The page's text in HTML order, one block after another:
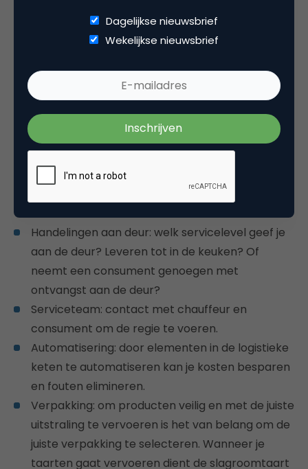
dus ook meer colli: consumenten concepten
worden steeds vaker gebruikt door 2B-partijen.
Dit heeft een groot effect op de massa (aantal
colli) die worden vervoerd.
Informatievoorziening: de informatievoorziening
is een van de belangrijkste elementen in
foodlogistiek. Het gaat hierbij om wat, wanneer
Handelingen aan deur: welk servicelevel geef je
aan de deur? Leveren tot in de keuken? Of
neemt een consument genoegen met
ontvangst aan de deur?
Serviceteam: contact met chauffeur en
consument om de regie te voeren.
Automatisering: door elementen in de logistieke
keten te automatiseren kan je kosten besparen
en fouten elimineren.
Verpakking: om producten veilig en met de juiste
uitstraling te vervoeren is het van belang om de
juiste verpakking te selecteren. Wanneer je
taarten gaat vervoeren dient de slagroomtaart
Dagelijkse nieuwsbrief
Wekelijkse nieuwsbrief